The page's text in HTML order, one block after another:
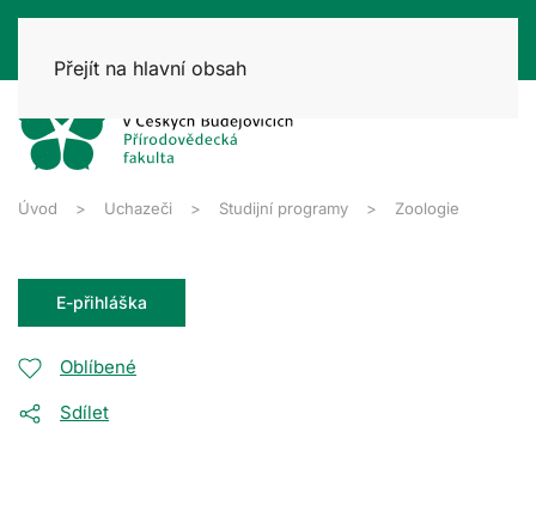
Přejít na hlavní obsah
Úvod Uchazeči Studijní programy Zoologie
E-přihláška
Oblíbené
Sdílet